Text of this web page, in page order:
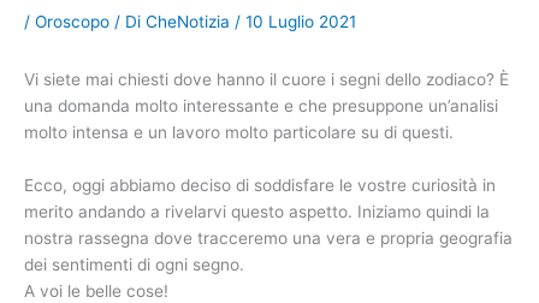
/ Oroscopo / Di CheNotizia / 10 Luglio 2021
Vi siete mai chiesti dove hanno il cuore i segni dello zodiaco? È
una domanda molto interessante e che presuppone un’analisi
molto intensa e un lavoro molto particolare su di questi.
Ecco, oggi abbiamo deciso di soddisfare le vostre curiosità in
merito andando a rivelarvi questo aspetto. Iniziamo quindi la
nostra rassegna dove tracceremo una vera e propria geografia
dei sentimenti di ogni segno.
A voi le belle cose!